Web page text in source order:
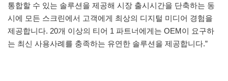
통합할 수 있는 솔루션을 제공해 시장 출시시간을 단축하는 동
시에 모든 스크린에서 고객에게 최상의 디지털 미디어 경험을
제공합니다. 20개 이상의 티어 1 파트너에게는 OEM이 요구하
는 최신 사용사례를 충족하는 유연한 솔루션을 제공합니다.”